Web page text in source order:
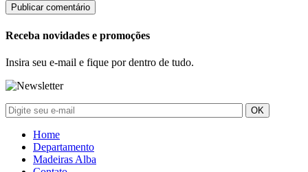
Receba novidades e promoções
Insira seu e-mail e fique por dentro de tudo.
Home
Departamento
Madeiras Alba